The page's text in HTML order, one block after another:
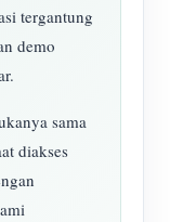
tergantung
demo
sama
diakses